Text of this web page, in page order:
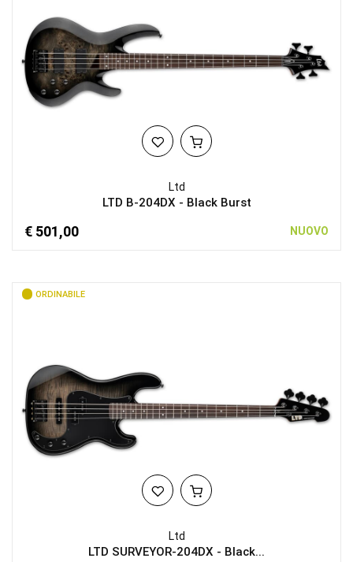
Ltd
LTD B-204DX - Black Burst
€ 501,00 NUOVO
ORDINABILE
Ltd
LTD SURVEYOR-204DX - Black...